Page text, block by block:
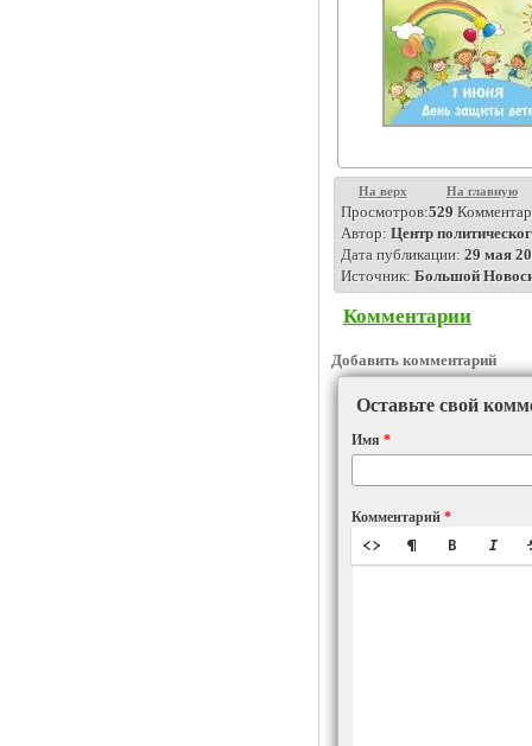
На верх На главную
Просмотров:529
Автор: Центр
Дата публикации: 29 мая
Источник: Большой
Комментарии
Добавить комментарий
Оставьте свой
Имя *
Комментарий *